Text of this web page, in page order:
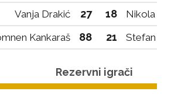
Vanja Drakić
27 18
Nikola
Kankaraš
88 21 Stefan
Rezervni igrači